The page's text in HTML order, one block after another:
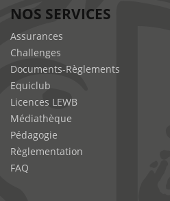
NOS SERVICES
Assurances
Challenges
Documents-Règlements
Equiclub
Licences LEWB
Médiathèque
Pédagogie
Règlementation
FAQ